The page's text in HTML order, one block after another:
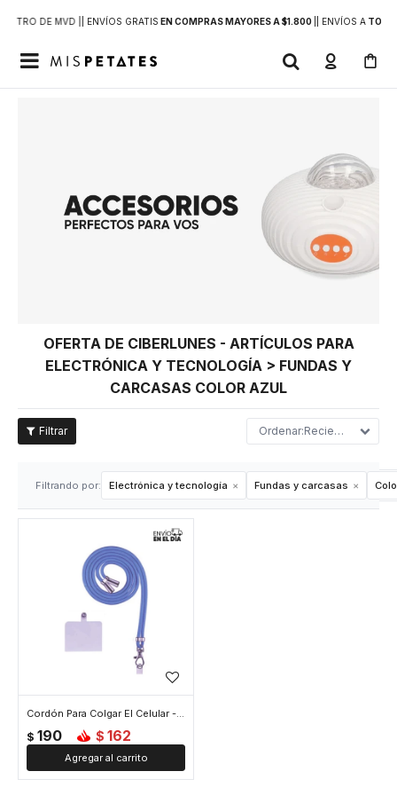
DE MVD | | ENVÍOS GRATIS EN COMPRAS MAYORES A $1.800 | ENVÍOS ATODO

OFERTA DE CIBERLUNES - ARTÍCULOS PARA
ELECTRÓNICA Y TECNOLOGÍA > FUNDAS Y
CARCASAS COLOR AZUL
Recientes
Filtrando por: Electrónica y tecnología Fundas y carcasas
Cordón Para Colgar El Celular - Azul
$ 190 $ 162